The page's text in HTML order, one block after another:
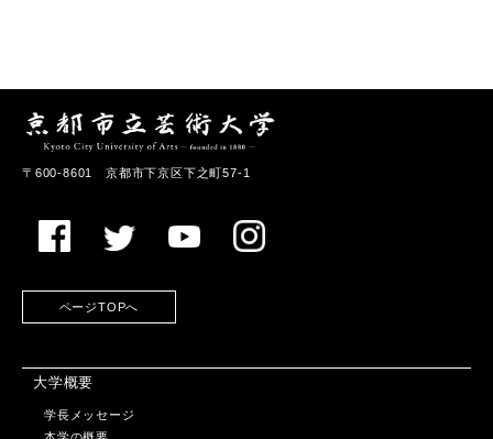
〒600-8601 京都市下京区下之町57-1
ページTOPへ
大学概要
学長メッセージ